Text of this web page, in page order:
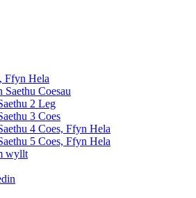
Ffyn Hela
Saethu Coesau
2 Leg
3 Coes
4 Coes, Ffyn Hela
5 Coes, Ffyn Hela
wyllt